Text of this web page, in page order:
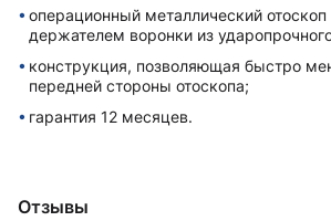
операционный металлический
держателем воронки из
конструкция, позволяющая быстро
передней стороны отоскопа;
гарантия 12 месяцев.
Отзывы